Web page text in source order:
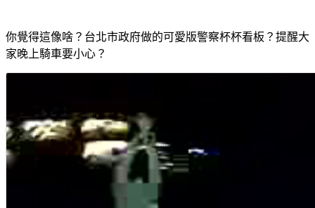
你覺得這像啥？台北市政府做的可愛版警察杯杯看板？提醒大
家晚上騎車要小心？